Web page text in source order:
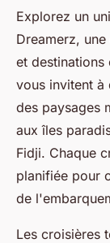
Explorez un
Dreamerz,
et destinations
vous invitent
des paysages
aux îles
Fidji. Chaque
planifiée pour
de
Les croisières